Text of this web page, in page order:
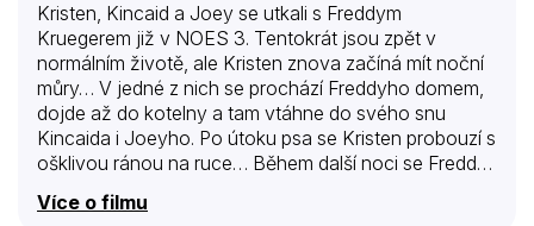
Kristen, Kincaid a Joey se utkali s Freddym
Kruegerem již v NOES 3. Tentokrát jsou zpět v
normálním životě, ale Kristen znova začíná mít noční
můry… V jedné z nich se prochází Freddyho domem,
dojde až do kotelny a tam vtáhne do svého snu
Kincaida i Joeyho. Po útoku psa se Kristen probouzí s
ošklivou ránou na ruce… Během další noci se Freddy
znovu „vrací k životu“ a Kincaid a po něm i Joey se
nedosní rána…
Více o filmu